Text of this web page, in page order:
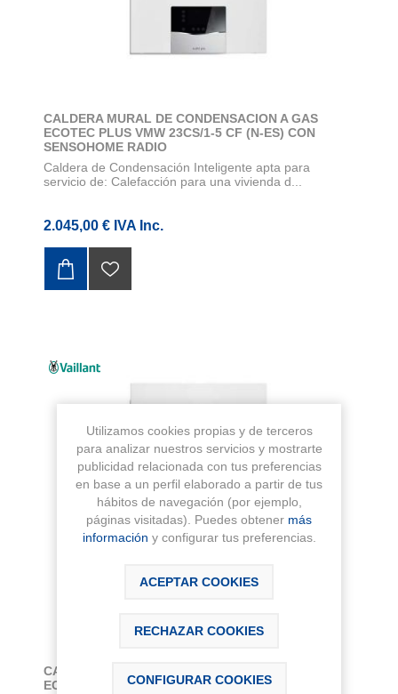
CALDERA MURAL DE CONDENSACION A GAS
ECOTEC PLUS VMW 23CS/1-5 CF (N-ES) CON
SENSOHOME RADIO
Caldera de Condensación Inteligente apta para
servicio de: Calefacción para una vivienda d...
2.045,00 € IVA Inc.
CALDERA MURAL DE CONDENSACION A GAS
ECOTEC PLUS VMW 26CS/1-5 C (N-ES) CON
Utilizamos cookies propias y de terceros
para analizar nuestros servicios y mostrarte
publicidad relacionada con tus preferencias
en base a un perfil elaborado a partir de tus
hábitos de navegación (por ejemplo,
páginas visitadas). Puedes obtener más
información y configurar tus preferencias.
ACEPTAR COOKIES
RECHAZAR COOKIES
CONFIGURAR COOKIES